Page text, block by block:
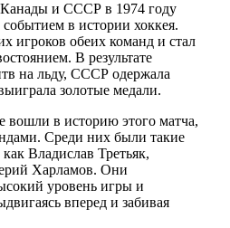
и СССР в 1974 году
в истории хоккея.
игроков обеих команд и стал
В результате
на льду, СССР одержала
золотые медали.
вошли в историю этого матча,
Среди них были такие
Владислав Третьяк,
Харламов. Они
уровень игры и
вперед и забивая